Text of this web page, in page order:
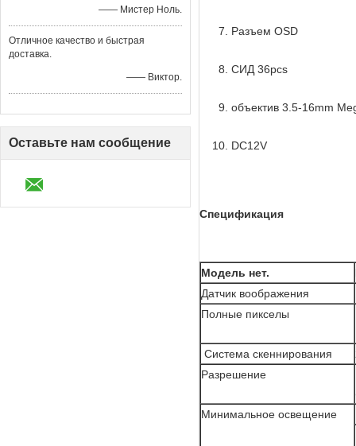
—— Мистер Ноль.
Отличное качество и быстрая
доставка.
—— Виктор.
Оставьте нам сообщение
Разъем OSD
СИД 36pcs
объектив 3.5-16mm
DC12V
Спецификация
Модель нет.
Датчик воображения
Полные пикселы
Система скеннирования
Разрешение
Минимальное освещение